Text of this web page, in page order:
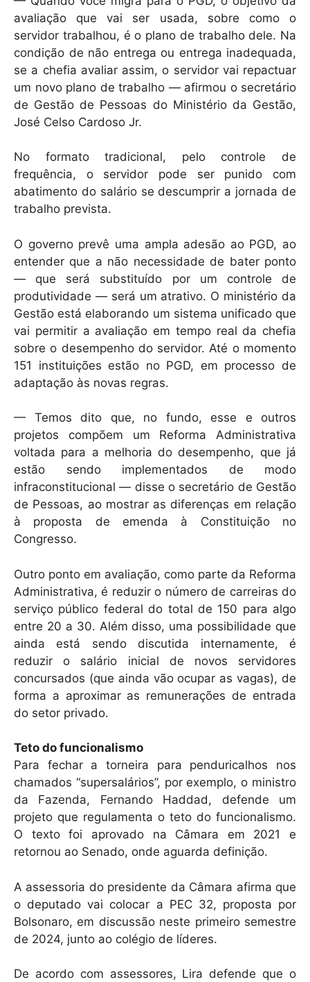
avaliação que vai ser usada, sobre como o
servidor trabalhou, é o plano de trabalho dele. Na
condição de não entrega ou entrega inadequada,
se a chefia avaliar assim, o servidor vai repactuar
um novo plano de trabalho — afirmou o secretário
de Gestão de Pessoas do Ministério da Gestão,
José Celso Cardoso Jr.
No formato tradicional, pelo controle de
frequência, o servidor pode ser punido com
abatimento do salário se descumprir a jornada de
trabalho prevista.
O governo prevê uma ampla adesão ao PGD, ao
entender que a não necessidade de bater ponto
— que será substituído por um controle de
produtividade — será um atrativo. O ministério da
Gestão está elaborando um sistema unificado que
vai permitir a avaliação em tempo real da chefia
sobre o desempenho do servidor. Até o momento
151 instituições estão no PGD, em processo de
adaptação às novas regras.
— Temos dito que, no fundo, esse e outros
projetos compõem um Reforma Administrativa
voltada para a melhoria do desempenho, que já
estão sendo implementados de modo
infraconstitucional — disse o secretário de Gestão
de Pessoas, ao mostrar as diferenças em relação
à proposta de emenda à Constituição no
Congresso.
Outro ponto em avaliação, como parte da Reforma
Administrativa, é reduzir o número de carreiras do
serviço público federal do total de 150 para algo
entre 20 a 30. Além disso, uma possibilidade que
ainda está sendo discutida internamente, é
reduzir o salário inicial de novos servidores
concursados (que ainda vão ocupar as vagas), de
forma a aproximar as remunerações de entrada
do setor privado.
Teto do funcionalismo
Para fechar a torneira para penduricalhos nos
chamados “supersalários”, por exemplo, o ministro
da Fazenda, Fernando Haddad, defende um
projeto que regulamenta o teto do funcionalismo.
O texto foi aprovado na Câmara em 2021 e
retornou ao Senado, onde aguarda definição.
A assessoria do presidente da Câmara afirma que
o deputado vai colocar a PEC 32, proposta por
Bolsonaro, em discussão neste primeiro semestre
de 2024, junto ao colégio de líderes.
De acordo com assessores, Lira defende que o